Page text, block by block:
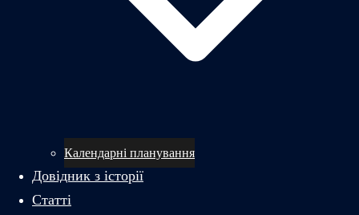
Календарні планування
Довідник з історії
Статті